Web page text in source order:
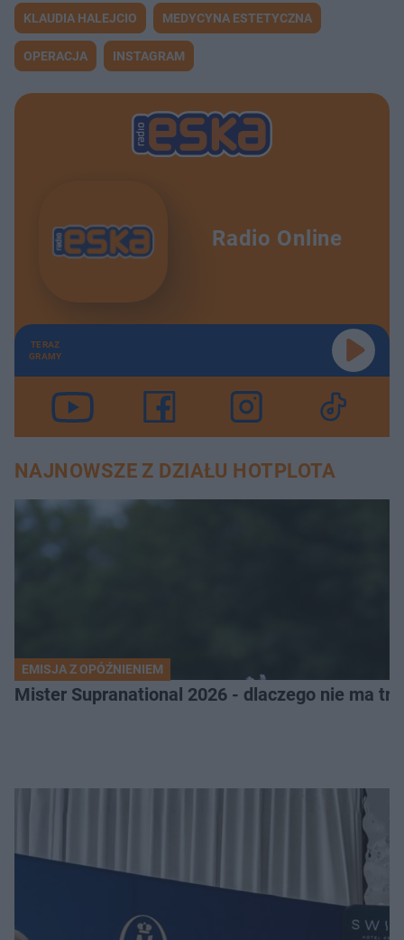
KLAUDIA HALEJCIO MEDYCYNA ESTETYCZNA
OPERACJA INSTAGRAM
Radio Online
TERAZ
GRAMY
NAJNOWSZE Z DZIAŁU HOTPLOTA
EMISJA Z OPÓŹNIENIEM
Mister Supranational 2026 - dlaczego nie ma